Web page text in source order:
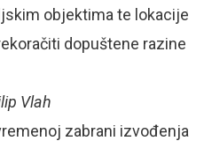
objektima te lokacije
dopuštene razine
Vlah
zabrani izvođenja